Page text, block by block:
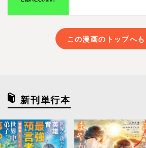
この漫画のトップへ
新刊単行本